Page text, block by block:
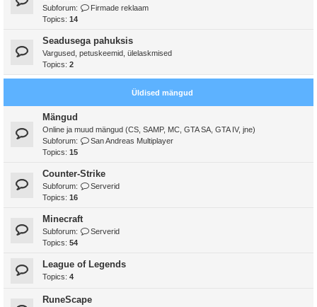
Subforum:
Firmade reklaam
Topics: 14
Seadusega pahuksis
Vargused, petuskeemid, ülelaskmised
Topics: 2
Üldised mängud
Mängud
Online ja muud mängud (CS, SAMP, MC, GTA SA, GTA IV, jne)
Subforum:
San Andreas Multiplayer
Topics: 15
Counter-Strike
Subforum:
Serverid
Topics: 16
Minecraft
Subforum:
Serverid
Topics: 54
League of Legends
Topics: 4
RuneScape